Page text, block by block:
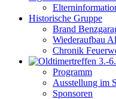
Historische Gruppe
Brand
Wiederaufbau
Chronik
Programm
Ausstellung im
Sponsoren